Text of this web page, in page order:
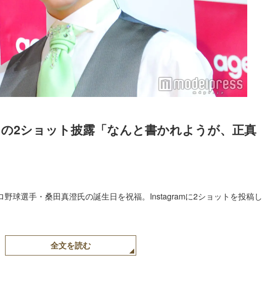
2ショット披露「なんと書かれようが、正真
野球選手・桑田真澄氏の誕生日を祝福。Instagramに2ショットを投稿し
全文を読む